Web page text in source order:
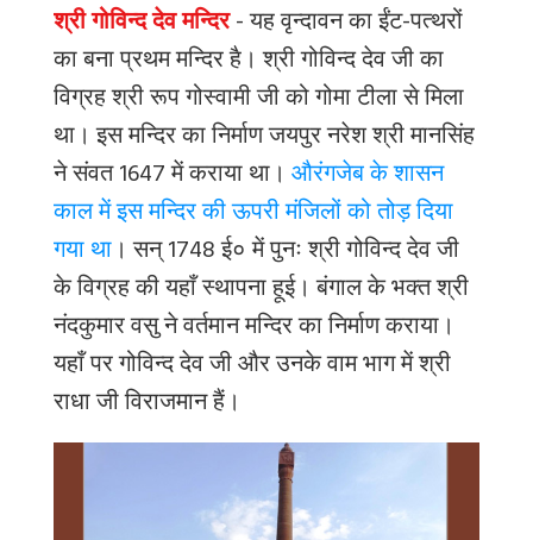
श्री गोविन्द देव मन्दिर-यहवृन्दावनकाईंट-पत्थरों
काबनाप्रथममन्दिरहै। श्रीगोविन्ददेवजीका
विग्रहश्रीरूपगोस्वामीजीकोगोमाटीलासेमिला
था। इसमन्दिरकानिर्माणजयपुरनरेशश्रीमानसिंह
नेसंवत1647मेंकरायाथा। औरंगजेब के शासन
काल में इस मन्दिर की ऊपरी मंजिलों को तोड़ दिया
गया था। सन्1748ई०मेंपुनःश्रीगोविन्ददेवजी
केविग्रहकीयहाँस्थापनाहूई। बंगालकेभक्तश्री
नंदकुमारवसुनेवर्तमानमन्दिरकानिर्माणकराया।
यहाँपरगोविन्ददेवजीऔरउनकेवामभागमेंश्री
राधाजीविराजमानहैं।